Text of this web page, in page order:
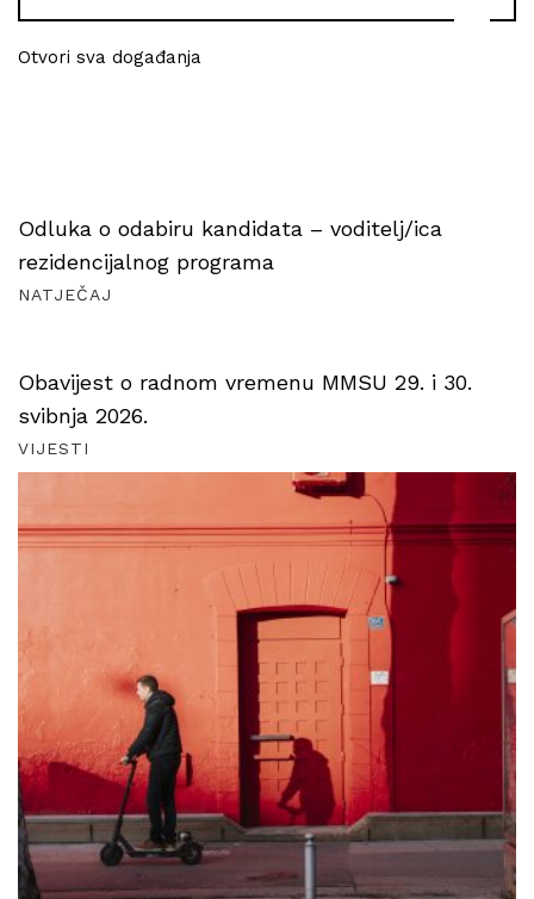
Otvori sva događanja
Odluka o odabiru kandidata – voditelj/ica
rezidencijalnog programa
NATJEČAJ
Obavijest o radnom vremenu MMSU 29. i 30.
svibnja 2026.
VIJESTI